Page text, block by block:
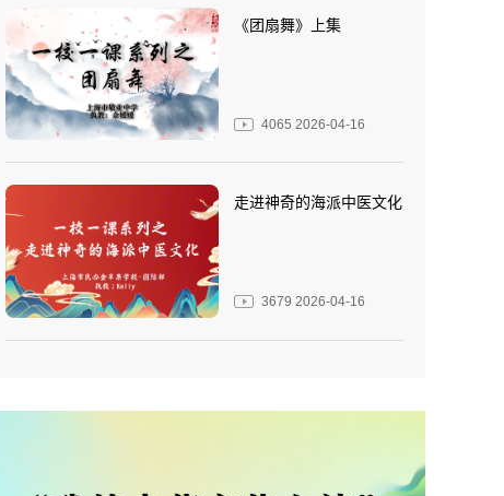
《团扇舞》上集
4065 2026-04-16
走进神奇的海派中医文化
3679 2026-04-16